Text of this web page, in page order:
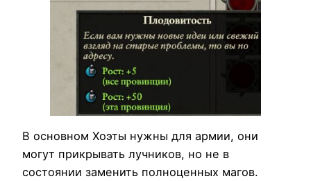
В основном Хоэты нужны для армии, они
могут прикрывать лучников, но не в
состоянии заменить полноценных магов.